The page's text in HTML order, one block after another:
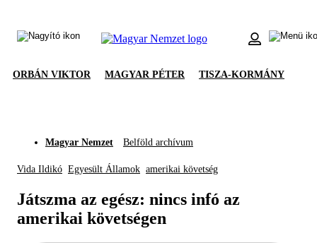
ORBÁN VIKTOR MAGYAR PÉTER TISZA-KORMÁNY
Magyar Nemzet Belföld archívum
Vida Ildikó Egyesült Államok amerikai követség
Játszma az egész: nincs infó az
amerikai követségen